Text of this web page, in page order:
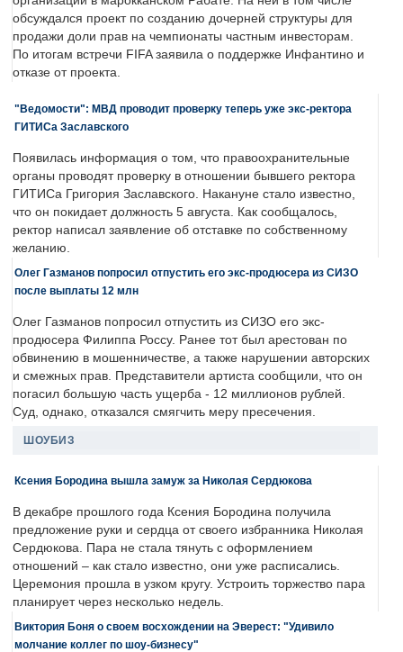
обсуждался проект по созданию дочерней структуры для
продажи доли прав на чемпионаты частным инвесторам.
По итогам встречи FIFA заявила о поддержке Инфантино и
отказе от проекта.
"Ведомости": МВД проводит проверку теперь уже экс-ректора
ГИТИСа Заславского
Появилась информация о том, что правоохранительные
органы проводят проверку в отношении бывшего ректора
ГИТИСа Григория Заславского. Накануне стало известно,
что он покидает должность 5 августа. Как сообщалось,
ректор написал заявление об отставке по собственному
желанию.
Олег Газманов попросил отпустить его экс-продюсера из СИЗО
после выплаты 12 млн
Олег Газманов попросил отпустить из СИЗО его экс-
продюсера Филиппа Россу. Ранее тот был арестован по
обвинению в мошенничестве, а также нарушении авторских
и смежных прав. Представители артиста сообщили, что он
погасил большую часть ущерба - 12 миллионов рублей.
Суд, однако, отказался смягчить меру пресечения.
ШОУБИЗ
Ксения Бородина вышла замуж за Николая Сердюкова
В декабре прошлого года Ксения Бородина получила
предложение руки и сердца от своего избранника Николая
Сердюкова. Пара не стала тянуть с оформлением
отношений – как стало известно, они уже расписались.
Церемония прошла в узком кругу. Устроить торжество пара
планирует через несколько недель.
Виктория Боня о своем восхождении на Эверест: "Удивило
молчание коллег по шоу-бизнесу"